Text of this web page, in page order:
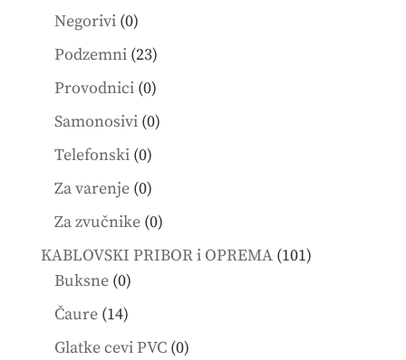
products
Negorivi 00
products
Podzemni 2323
products
Provodnici 00
products
Samonosivi 00
Telefonski 00
products
Za varenje 00
products
Za zvučnike 00
products
KABLOVSKI PRIBOR i OPREMA 101101
Buksne 00
products
Čaure 1414
products
Glatke cevi PVC 00